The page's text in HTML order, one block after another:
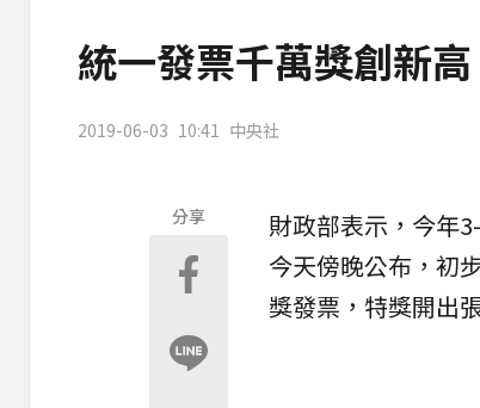
統一發票千萬獎創新
2019-06-03 10:41 中央社
分享 財政部表示，今年
今天傍晚公布，初
獎發票，特獎開出